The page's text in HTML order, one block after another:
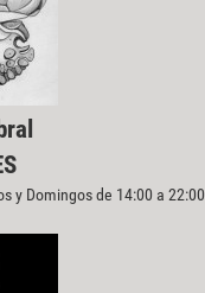
y Domingos de 14:00 a 22:00